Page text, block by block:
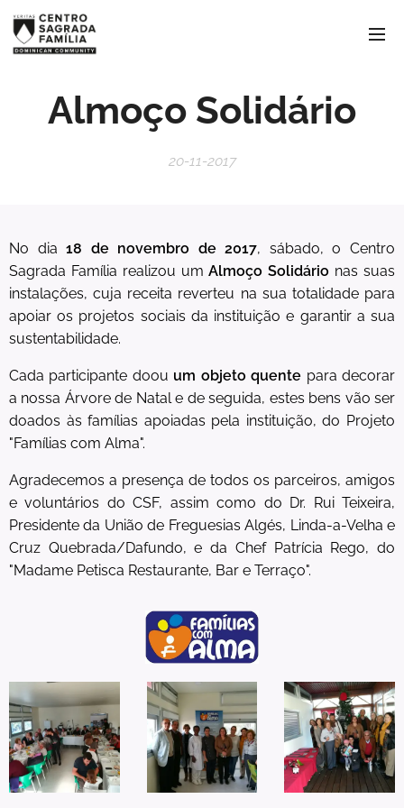
Almoço Solidário
20-11-2017
No dia18 de novembro de 2017, sábado, o Centro
Sagrada Família realizou umAlmoço Solidário nas suas
instalações, cuja receita reverteu na sua totalidade para
apoiar os projetos sociais da instituição e garantir a sua
sustentabilidade.
Cada participante doou um objeto quente para decorar
a nossa Árvore de Natal e de seguida, estes bens vão ser
doados às famílias apoiadas pela instituição, do Projeto
"Famílias com Alma".
Agradecemos a presença de todos os parceiros, amigos
e voluntários do CSF, assim como do Dr. Rui Teixeira,
Presidente da União de Freguesias Algés, Linda-a-Velha e
Cruz Quebrada/Dafundo, e da Chef Patrícia Rego, do
"Madame Petisca Restaurante, Bar e Terraço".